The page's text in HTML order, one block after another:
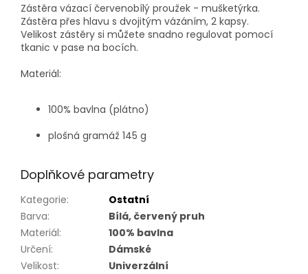
Zástěra vázací červenobílý proužek - mušketýrka.
Zástěra přes hlavu s dvojitým vázáním, 2 kapsy.
Velikost zástěry si můžete snadno regulovat pomocí
tkanic v pase na bocích.
Materiál:
100% bavlna (plátno)
plošná gramáž 145 g
Doplňkové parametry
Kategorie:
Ostatní
Barva:
Bílá, červený pruh
Materiál:
100% bavlna
Určení:
Dámské
Velikost:
Univerzální